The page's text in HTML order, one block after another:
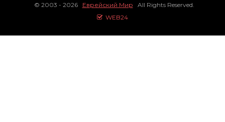
© 2003 - 2026 Еврейский Мир All Rights Reserved.
WEB24